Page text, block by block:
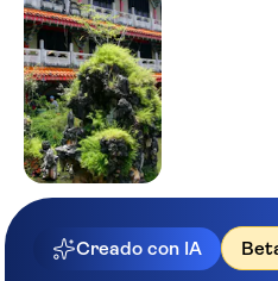
Creado con IA